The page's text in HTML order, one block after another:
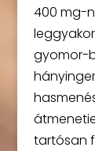
400 mg-
gyomor-
tartósan